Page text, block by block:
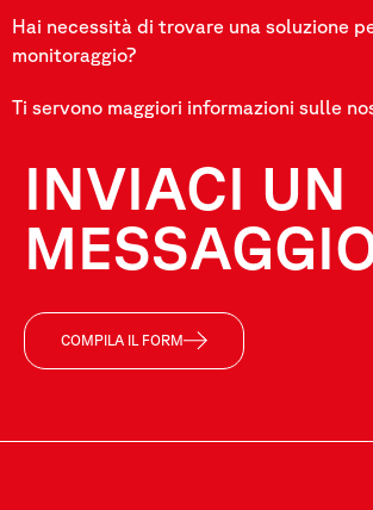
Hai necessità di trovare una soluzione
monitoraggio?
Ti servono maggiori informazioni sulle
INVIACI UN
COMPILA IL FORM